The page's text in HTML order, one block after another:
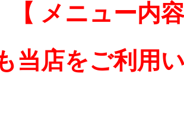
【 メニュー内
当店をご利用